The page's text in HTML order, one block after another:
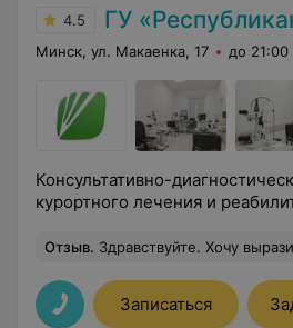
4.5 ГУ «Республиканский
Минск, ул. Макаенка, 17 до 21:00
Консультативно-
курортного лечения и
Отзыв. Здравствуйте. Хочу выразить признательность всем работникам отделения грязелечения за высокий уровень общения и культуры, За подробные объяснения и
Записаться